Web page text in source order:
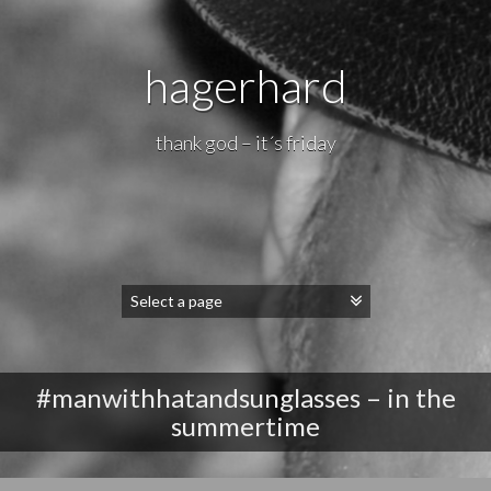
hagerhard
thank god – it´s friday
#manwithhatandsunglasses – in the
summertime